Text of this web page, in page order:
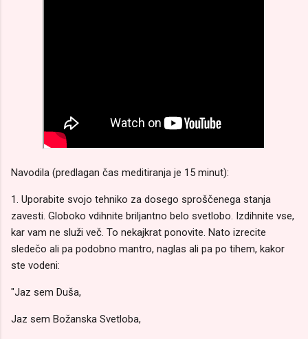
Navodila (predlagan čas meditiranja je 15 minut):
1. Uporabite svojo tehniko za dosego sproščenega stanja
zavesti. Globoko vdihnite briljantno belo svetlobo. Izdihnite vse,
kar vam ne služi več. To nekajkrat ponovite. Nato izrecite
sledečo ali pa podobno mantro, naglas ali pa po tihem, kakor
ste vodeni:
"Jaz sem Duša,
Jaz sem Božanska Svetloba,